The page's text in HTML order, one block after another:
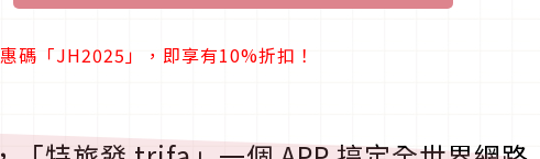
碼「JH2025」，即享有10%折扣！